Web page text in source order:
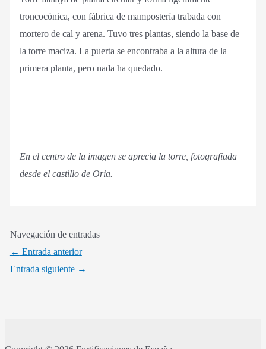
troncocónica, con fábrica de mampostería trabada con
mortero de cal y arena. Tuvo tres plantas, siendo la base de
la torre maciza. La puerta se encontraba a la altura de la
primera planta, pero nada ha quedado.
En el centro de la imagen se aprecia la torre, fotografiada
desde el castillo de Oria.
Navegación de entradas
← Entrada anterior
Entrada siguiente →